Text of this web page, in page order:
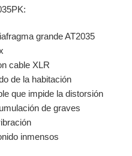
grande AT2035
cable XLR
de la habitación
que impide la distorsión
de graves
inmensos